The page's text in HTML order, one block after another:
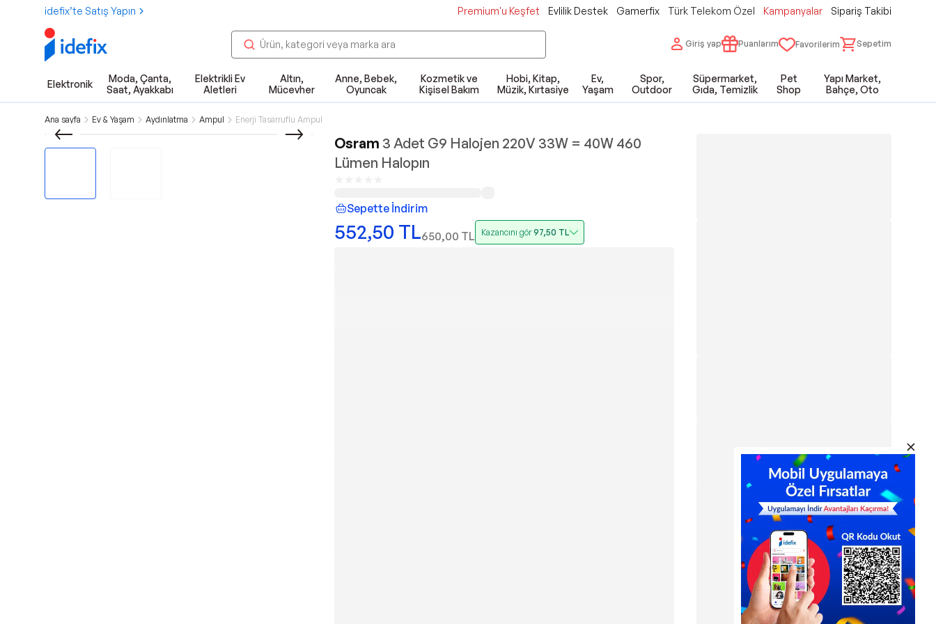
idefix’te Satış Yapın Premium'u Keşfet Evlilik Destek Gamerfix Türk Telekom Özel Kampanyalar Sipariş Takibi
Giriş yap Puanlarım Favorilerim Sepetim
Elektronik
Moda, Çanta,
Saat, Ayakkabı
Elektrikli Ev
Aletleri
Altın,
Mücevher
Anne, Bebek,
Oyuncak
Kozmetik ve
Kişisel Bakım
Hobi, Kitap,
Müzik, Kırtasiye
Ev,
Yaşam
Spor,
Outdoor
Süpermarket,
Gıda, Temizlik
Pet
Shop
Yapı Market,
Bahçe, Oto
Ana sayfa Ev & Yaşam Aydınlatma Ampul Enerji Tasarruflu Ampul
Osram 3 Adet G9 Halojen 220V 33W = 40W 460
Lümen Halopın
Sepette İndirim
552,50 TL650,00 TL Kazancını gör97,50 TL